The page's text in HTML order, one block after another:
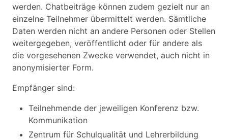
werden. Chatbeiträge können zudem gezielt nur an
einzelne Teilnehmer übermittelt werden. Sämtliche
Daten werden nicht an andere Personen oder Stellen
weitergegeben, veröffentlicht oder für andere als
die vorgesehenen Zwecke verwendet, auch nicht in
anonymisierter Form.
Empfänger sind:
Teilnehmende der jeweiligen Konferenz bzw.
Kommunikation
Zentrum für Schulqualität und Lehrerbildung